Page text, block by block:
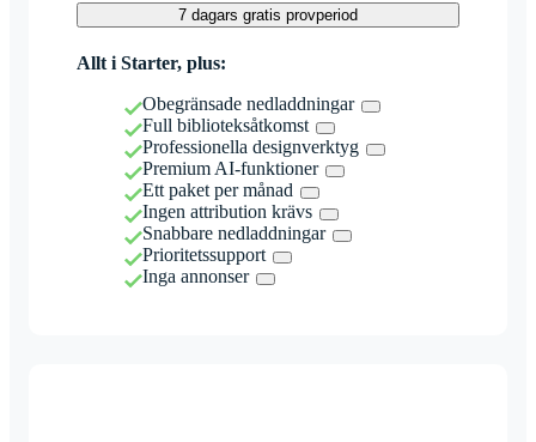
7 dagars gratis provperiod
Allt i Starter, plus:
Obegränsade nedladdningar
Full biblioteksåtkomst
Professionella designverktyg
Premium AI-funktioner
Ett paket per månad
Ingen attribution krävs
Snabbare nedladdningar
Prioritetssupport
Inga annonser